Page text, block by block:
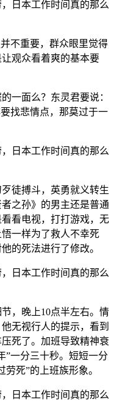
不重要，群众眼里觉得
观众看着爽的基本要
一面么？东灵君要说：
找悲情点，那莫过于一
徒搏斗，英勇就义转生
之孙》的男主还是普通
看电视，打打游戏，无
一样为了救人不幸死
的死法进行了修改。
，晚上10点半左右。情
无视行人的提示，看到
死了。加班导致精神衰
”一分三十秒。短短一分
死”的上班族形象。